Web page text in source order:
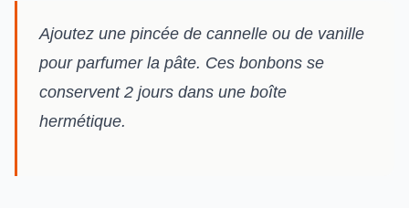
Ajoutez une pincée de cannelle ou de vanille
pour parfumer la pâte. Ces bonbons se
conservent 2 jours dans une boîte
hermétique.